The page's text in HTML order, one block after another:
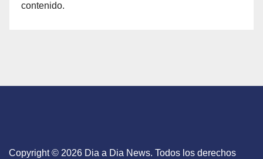
contenido.
Copyright © 2026 Dia a Dia News. Todos los derechos